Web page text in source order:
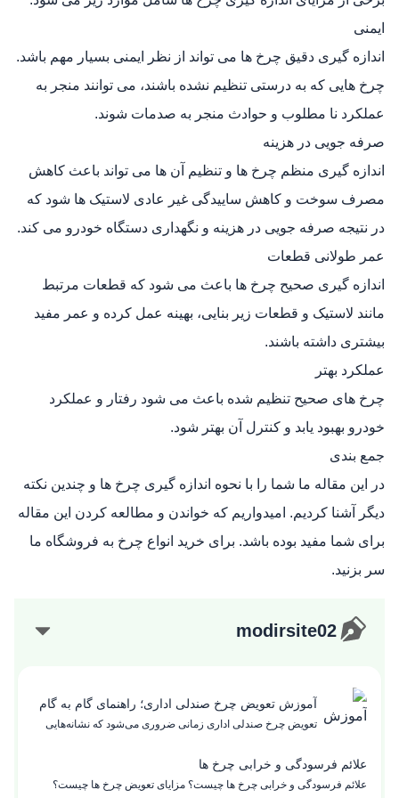
ایمنی
اندازه‌ گیری دقیق چرخ‌ ها می‌ تواند از نظر ایمنی بسیار مهم باشد.
چرخ‌ هایی که به درستی تنظیم نشده باشند، می‌ توانند منجر به
عملکرد نا مطلوب و حوادث منجر به صدمات شوند.
صرفه‌ جویی در هزینه
اندازه‌ گیری منظم چرخ‌ ها و تنظیم آن‌ ها می‌ تواند باعث کاهش
مصرف سوخت و کاهش ساییدگی غیر عادی لاستیک‌ ها شود که
در نتیجه صرفه‌ جویی در هزینه و نگهداری دستگاه خودرو می‌ کند.
عمر طولانی قطعات
اندازه‌ گیری صحیح چرخ‌ ها باعث می‌ شود که قطعات مرتبط
مانند لاستیک و قطعات زیر بنایی، بهینه عمل کرده و عمر مفید
بیشتری داشته باشند.
عملکرد بهتر
چرخ‌ های صحیح تنظیم شده باعث می‌ شود رفتار و عملکرد
خودرو بهبود یابد و کنترل آن بهتر شود.
جمع بندی
در این مقاله ما شما را با نحوه اندازه گیری چرخ ها و چندین نکته
دیگر آشنا کردیم. امیدواریم که خواندن و مطالعه کردن این مقاله
برای شما مفید بوده باشد. برای خرید انواع چرخ به فروشگاه ما
سر بزنید.
modirsite02
آموزش تعویض چرخ صندلی اداری؛ راهنمای گام به گام
تعویض چرخ صندلی اداری زمانی ضروری می‌شود که نشانه‌هایی
جابه‌جایی روی فرش و سرامیک ظاهر شود. این مشکلات معمولاً از
آسیب محور، بلبرینگ خشک یا ساییدگی پلاستیک ناشی می‌شوند.
برای تشخیص نیاز به تعویض یا تعمیر چرخ صندلی، چرخ را جدا کنید
علائم فرسودگی و خرابی چرخ ها
علائم فرسودگی و خرابی چرخ ها چیست؟ مزایای تعویض چرخ ها چیست؟